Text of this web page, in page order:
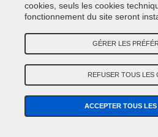
Kit vernis brillant 2K
de système Spray Gun
Vernis transparent pour carrosserie
complet de Spray Gun
cookies, seuls les cookies
fonctionnement du site seront
GÉRER LES
REFUSER TOUS LES
ACCEPTER TOUS